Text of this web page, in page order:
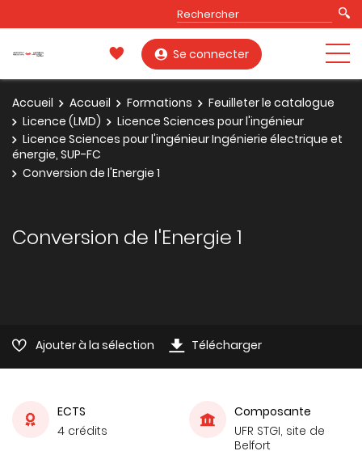
Se connecter
Accueil Accueil Formations
Feuilleter le catalogue
Licence (LMD)
Licence Sciences pour l'ingénieur
Licence Sciences pour l'ingénieur Ingénierie électrique et
énergie, SUP-FC
Conversion de l'Energie 1
Conversion de l'Energie 1
Ajouter à la sélection Télécharger
ECTS
4 crédits
Composante
UFR STGI, site de
Belfort